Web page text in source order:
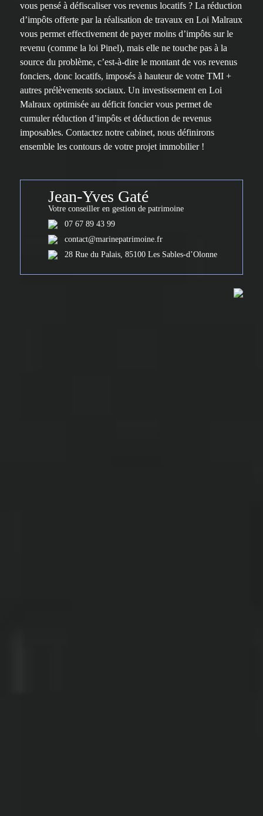
vous pensé à défiscaliser vos revenus locatifs ? La réduction
d’impôts offerte par la réalisation de travaux en Loi Malraux
vous permet effectivement de payer moins d’impôts sur le
revenu (comme la loi Pinel), mais elle ne touche pas à la
source du problème, c’est-à-dire le montant de vos revenus
fonciers, donc locatifs, imposés à hauteur de votre TMI +
autres prélèvements sociaux. Un investissement en Loi
Malraux optimisée au déficit foncier vous permet de
cumuler réduction d’impôts et déduction de revenus
imposables. Contactez notre cabinet, nous définirons
ensemble les contours de votre projet immobilier !
Jean-Yves Gaté
Votre conseiller en gestion de patrimoine
07 67 89 43 99
contact@marinepatrimoine.fr
28 Rue du Palais, 85100 Les Sables-d’Olonne